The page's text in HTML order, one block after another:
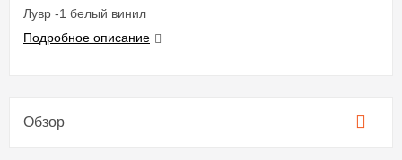
Лувр -1 белый винил
Подробное описание
Обзор